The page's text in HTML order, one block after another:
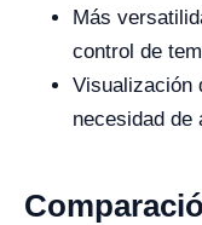
Más
control de
Visualización
necesidad de